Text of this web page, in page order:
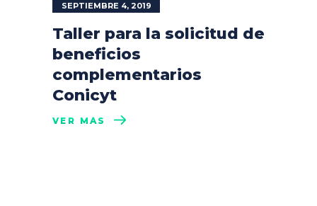
SEPTIEMBRE 4, 2019
Taller para la solicitud de
beneficios
complementarios
Conicyt
VER MÁS